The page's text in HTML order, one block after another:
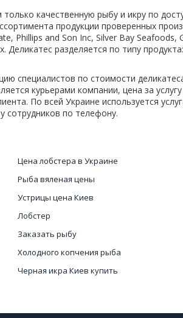
качественную рыбу и икру по
продукции проверенных
Phillips and Son Inc, Silver Bay Seafoods,
Деликатес разделяется по типу
специалистов по стоимости
курьерами компании, цена за
По всей Украине используется
сотрудников по телефону.
Цена лобстера в Украине
Рыба вяленая цены
Устрицы цена Киев
Лобстер
Заказать рыбу
Холодного копчения рыба
Черная икра Киев купить